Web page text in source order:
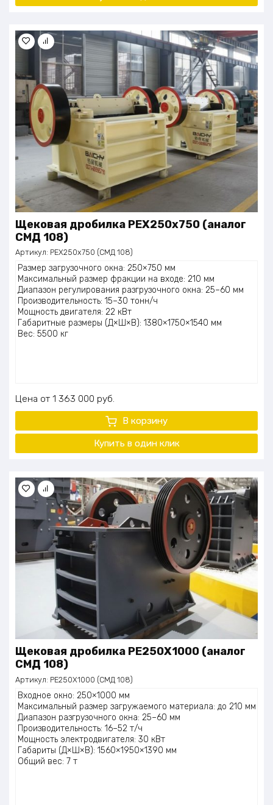
Щековая дробилка PEX250x750 (аналог
СМД 108)
Артикул: PEX250x750 (СМД 108)
Размер загрузочного окна: 250×750 мм
Максимальный размер фракции на входе: 210 мм
Диапазон регулирования разгрузочного окна: 25–60 мм
Производительность: 15–30 тонн/ч
Мощность двигателя: 22 кВт
Габаритные размеры (Д×Ш×В): 1380×1750×1540 мм
Вес: 5500 кг
Цена 1 363 000 руб.
В корзину
Купить в один клик
Щековая дробилка РЕ250Х1000 (аналог
СМД 108)
Артикул: РЕ250Х1000 (СМД 108)
Входное окно: 250×1000 мм
Максимальный размер загружаемого материала: до 210 мм
Диапазон разгрузочного окна: 25–60 мм
Производительность: 16–52 т/ч
Мощность электродвигателя: 30 кВт
Габариты (Д×Ш×В): 1560×1950×1390 мм
Общий вес: 7 т